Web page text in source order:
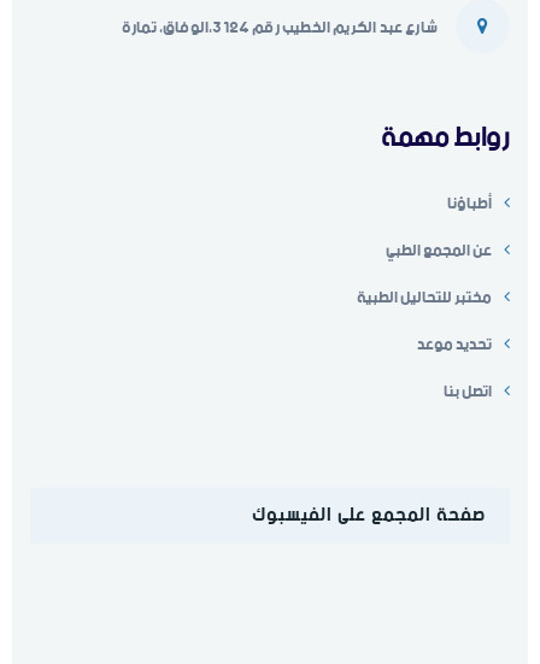
شارع عبد الكريم الخطيب رقم 3124،الوفاق، تمارة
روابط مهمة
أطباؤنا
عن المجمع الطبي
مختبر للتحاليل الطبية
تحديد موعد
اتصل بنا
صفحة المجمع على الفيسبوك